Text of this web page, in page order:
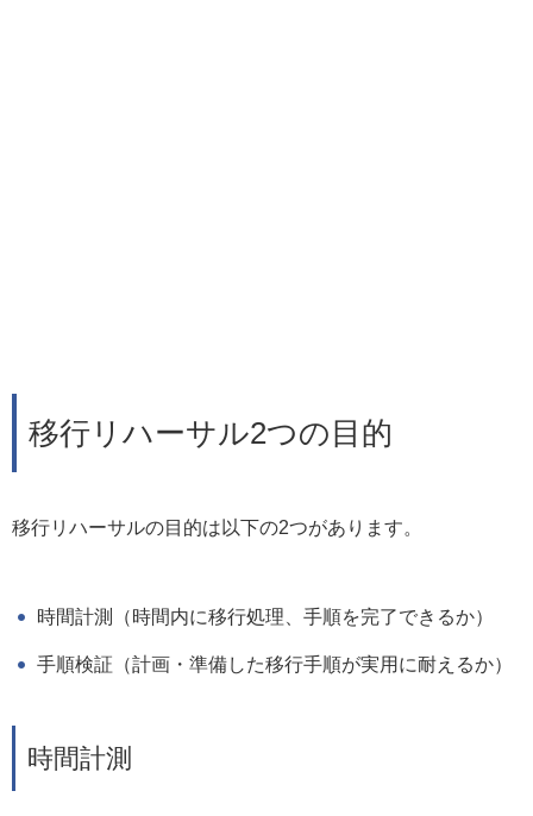
移行リハーサル2つの目的
移行リハーサルの目的は以下の2つがあります。
時間計測（時間内に移行処理、手順を完了できるか）
手順検証（計画・準備した移行手順が実用に耐えるか）
時間計測